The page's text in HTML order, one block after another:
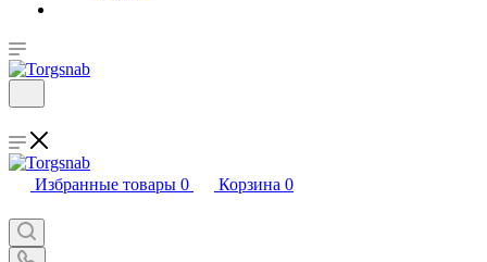
Избранные товары 0 Корзина 0